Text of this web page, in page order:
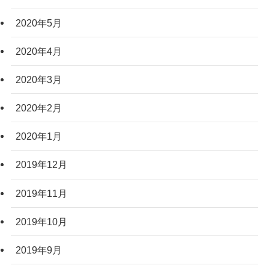
2020年5月
2020年4月
2020年3月
2020年2月
2020年1月
2019年12月
2019年11月
2019年10月
2019年9月